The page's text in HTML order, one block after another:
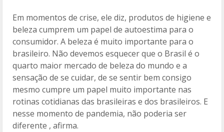
Em momentos de crise, ele diz, produtos de higiene e
beleza cumprem um papel de autoestima para o
consumidor. A beleza é muito importante para o
brasileiro. Não devemos esquecer que o Brasil é o
quarto maior mercado de beleza do mundo e a
sensação de se cuidar, de se sentir bem consigo
mesmo cumpre um papel muito importante nas
rotinas cotidianas das brasileiras e dos brasileiros. E
nesse momento de pandemia, não poderia ser
diferente , afirma.